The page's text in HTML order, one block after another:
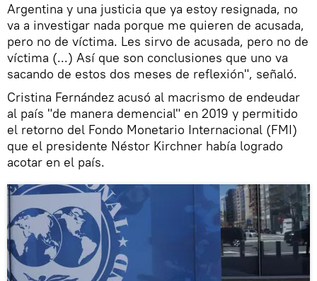
Argentina y una justicia que ya estoy resignada, no
va a investigar nada porque me quieren de acusada,
pero no de víctima. Les sirvo de acusada, pero no de
víctima (...) Así que son conclusiones que uno va
sacando de estos dos meses de reflexión", señaló.
Cristina Fernández acusó al macrismo de endeudar
al país "de manera demencial" en 2019 y permitido
el retorno del Fondo Monetario Internacional (FMI)
que el presidente Néstor Kirchner había logrado
acotar en el país.